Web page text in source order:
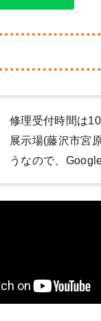
修理受付時間は
展示場(藤沢市宮
うなので、